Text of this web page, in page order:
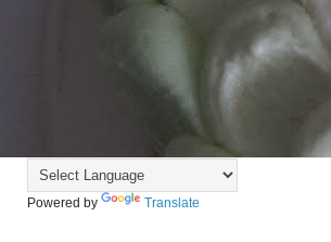
Powered by Translate